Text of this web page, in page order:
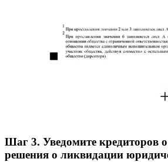
Шаг 3. Уведомите кредиторов
решения о ликвидации